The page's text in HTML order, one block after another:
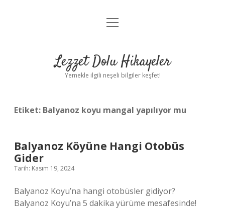
Anasayfa
Yasal Uyarı
menüyü
Lezzet Dolu Hikayeler
Yemekle ilgili neşeli bilgiler keşfet!
Etiket: Balyanoz koyu mangal yapılıyor mu
Balyanoz Köyüne Hangi Otobüs
Gider
Tarih: Kasım 19, 2024
Balyanoz Koyu’na hangi otobüsler gidiyor?
Balyanoz Koyu’na 5 dakika yürüme mesafesinde!